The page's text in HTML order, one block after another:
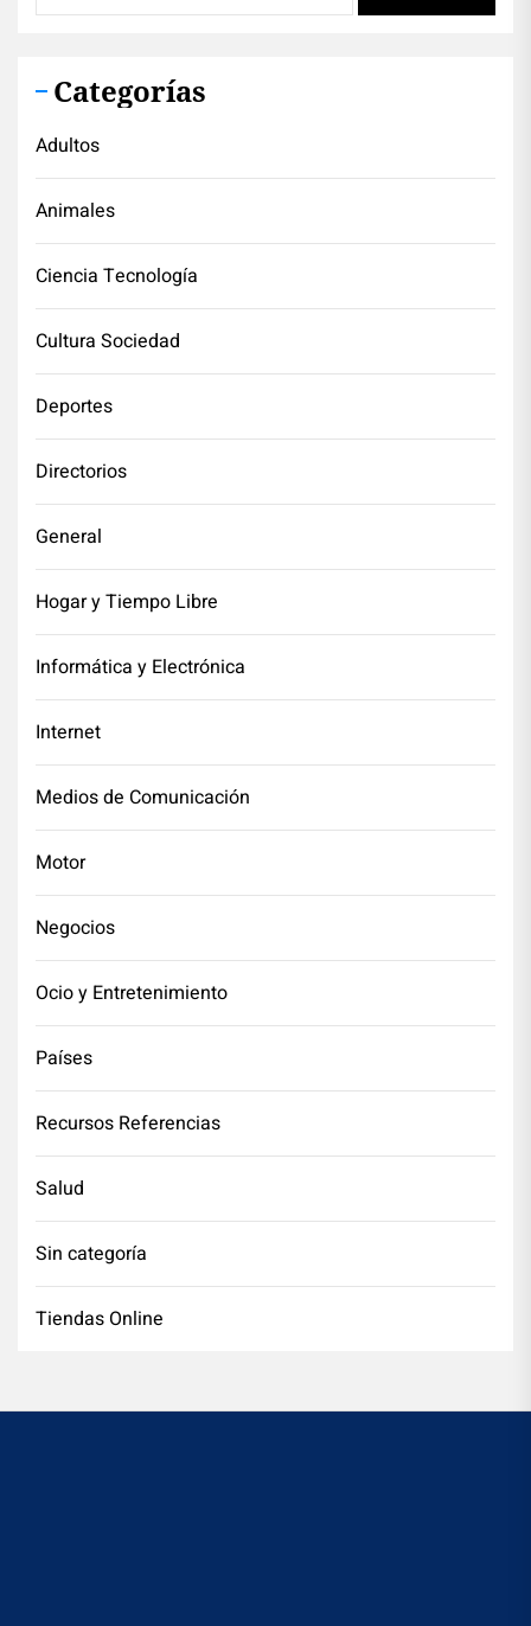
Categorías
Adultos
Animales
Ciencia Tecnología
Cultura Sociedad
Deportes
Directorios
General
Hogar y Tiempo Libre
Informática y Electrónica
Internet
Medios de Comunicación
Motor
Negocios
Ocio y Entretenimiento
Países
Recursos Referencias
Salud
Sin categoría
Tiendas Online